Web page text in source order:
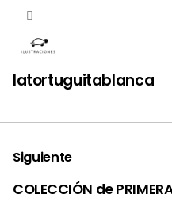
latortuguitablanca
Siguiente
COLECCIÓN de